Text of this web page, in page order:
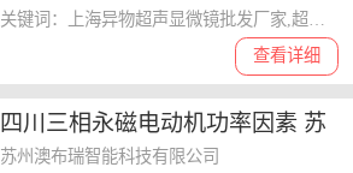
查看详细
四川三相永磁电动机功率因素 苏
州澳布瑞智能科技供应
苏州澳布瑞智能科技有限公司